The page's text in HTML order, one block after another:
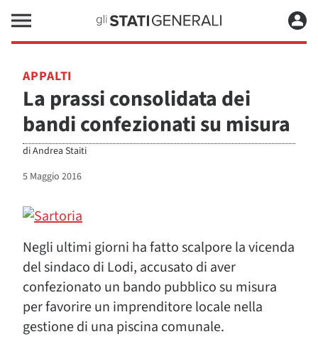
APPALTI
La prassi consolidata dei
bandi confezionati su misura
diAndrea Staiti
5 Maggio 2016
Negli ultimi giorni ha fatto scalpore la vicenda
del sindaco di Lodi, accusato di aver
confezionato un bando pubblico su misura
per favorire un imprenditore locale nella
gestione di una piscina comunale.